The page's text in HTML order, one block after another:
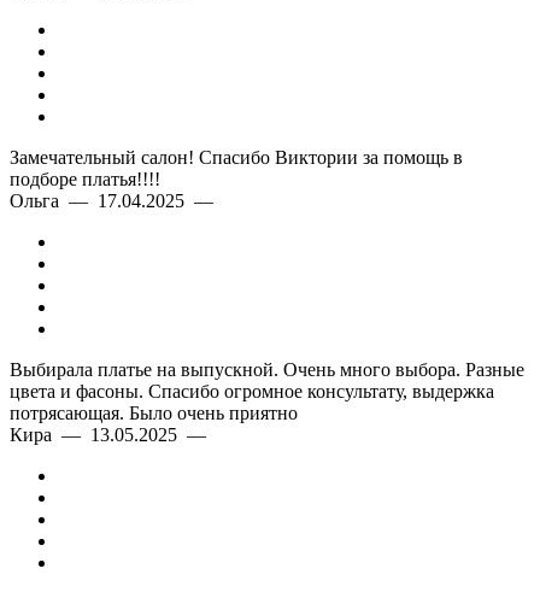
Замечательный салон! Спасибо Виктории за помощь в
подборе платья!!!!
Ольга — 17.04.2025 —
Выбирала платье на выпускной. Очень много выбора. Разные
цвета и фасоны. Спасибо огромное консультату, выдержка
потрясающая. Было очень приятно
Кира — 13.05.2025 —